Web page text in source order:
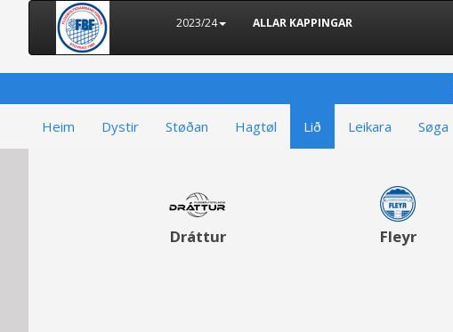
2023/24 ALLAR KAPPINGAR
Heim Dystir Støðan Hagtøl Lið Leikara Søga
Dráttur Fleyr